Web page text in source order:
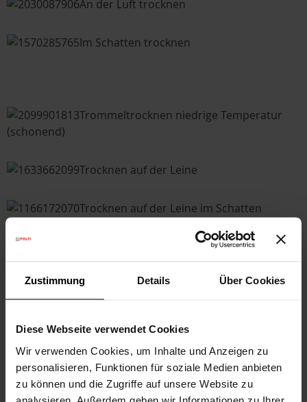
Zustimmung Details Über Cookies
Diese Webseite verwendet Cookies
Wir verwenden Cookies, um Inhalte und Anzeigen zu
personalisieren, Funktionen für soziale Medien anbieten
zu können und die Zugriffe auf unsere Website zu
analysieren. Außerdem geben wir Informationen zu Ihrer
An der Luft trocknen
Im Schatten trocknen
Trommeltrocknen niedrige Temperatur
(schonend)
Trocknen auf der Leine
Trocknen auf der Leine im Schatten
Trommeltrocknen normal
Liegend trocknen im Schatten